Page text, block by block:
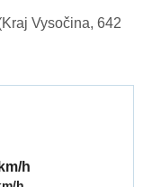
Vysočina, 642
h